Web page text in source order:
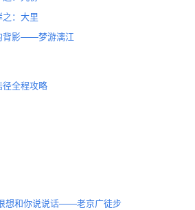
：大里
背影——梦游漓江
全程攻略
想和你说说话——老京广徒步